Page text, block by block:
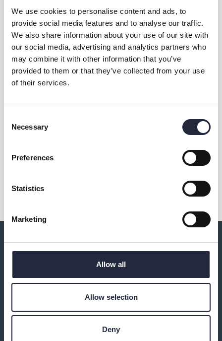
We use cookies to personalise content and ads, to
provide social media features and to analyse our traffic.
We also share information about your use of our site with
our social media, advertising and analytics partners who
may combine it with other information that you’ve
provided to them or that they’ve collected from your use
of their services.
Selection
Necessary
Preferences
Statistics
Marketing
Allow all
Allow selection
Deny
Övrig information
Du kanske också är intresserad av: